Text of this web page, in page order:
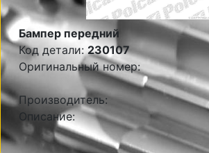
Бампер передний
Код детали:230107
Оригинальный номер:
Производитель:
Описание: